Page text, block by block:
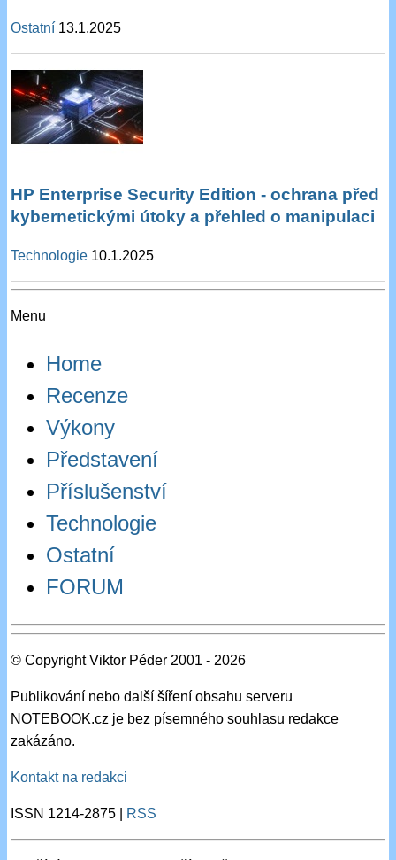
Ostatní 13.1.2025
HP Enterprise Security Edition - ochrana před
kybernetickými útoky a přehled o manipulaci
Technologie 10.1.2025
Menu
Home
Recenze
Výkony
Představení
Příslušenství
Technologie
Ostatní
FORUM
© Copyright Viktor Péder 2001 - 2026
Publikování nebo další šíření obsahu serveru
NOTEBOOK.cz je bez písemného souhlasu redakce
zakázáno.
Kontakt na redakci
ISSN 1214-2875 | RSS